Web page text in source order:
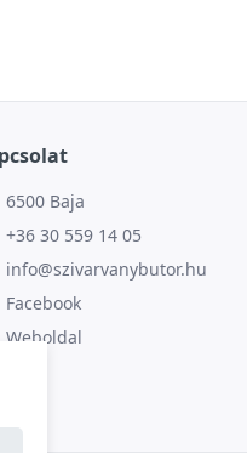
6500 Baja
+36 30 559 14 05
info@szivarvanybutor.hu
Facebook
Weboldal